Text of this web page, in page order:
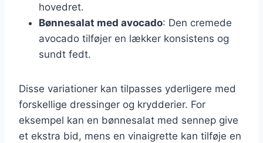
hovedret.
Bønnesalat med avocado: Den cremede
avocado tilføjer en lækker konsistens og
sundt fedt.
Disse variationer kan tilpasses yderligere med
forskellige dressinger og krydderier. For
eksempel kan en bønnesalat med sennep give
et ekstra bid, mens en vinaigrette kan tilføje en